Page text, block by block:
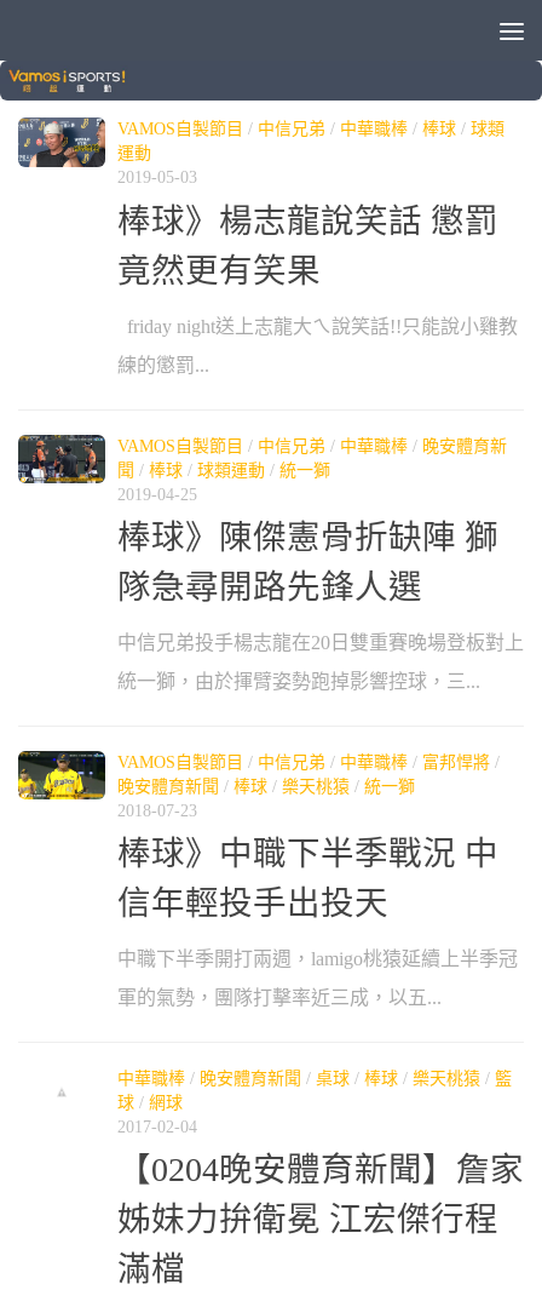
標籤：楊志龍
VAMOS自製節目 / 中信兄弟 / 中華職棒 / 棒球 / 球類
運動
2019-05-03
棒球》楊志龍說笑話 懲罰
竟然更有笑果
friday night送上志龍大ㄟ說笑話!!只能說小雞教
練的懲罰...
VAMOS自製節目 / 中信兄弟 / 中華職棒 / 晚安體育新
聞 / 棒球 / 球類運動 / 統一獅
2019-04-25
棒球》陳傑憲骨折缺陣 獅
隊急尋開路先鋒人選
中信兄弟投手楊志龍在20日雙重賽晚場登板對上
統一獅，由於揮臂姿勢跑掉影響控球，三...
VAMOS自製節目 / 中信兄弟 / 中華職棒 / 富邦悍將 /
晚安體育新聞 / 棒球 / 樂天桃猿 / 統一獅
2018-07-23
棒球》中職下半季戰況 中
信年輕投手出投天
中職下半季開打兩週，lamigo桃猿延續上半季冠
軍的氣勢，團隊打擊率近三成，以五...
中華職棒 / 晚安體育新聞 / 桌球 / 棒球 / 樂天桃猿 / 籃
球 / 網球
2017-02-04
【0204晚安體育新聞】詹家
姊妹力拚衛冕 江宏傑行程
滿檔